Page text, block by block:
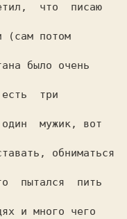
что  писаю
(сам потом
было очень
три
мужик, вот
обниматься
пытался  пить
и много чего